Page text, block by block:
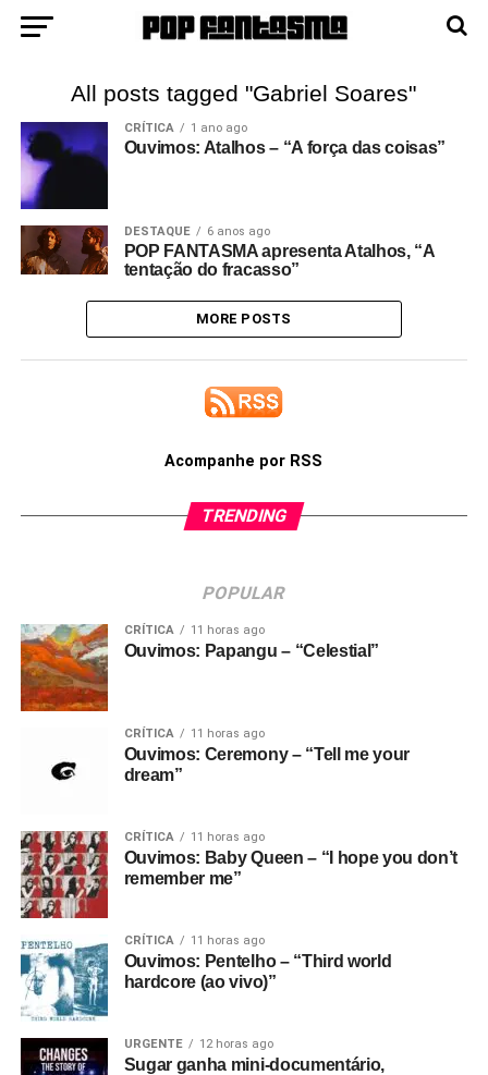
All posts tagged "Gabriel Soares"
CRÍTICA 1 ano ago
Ouvimos: Atalhos – “A força das coisas”
DESTAQUE 6 anos ago
POP FANTASMA apresenta Atalhos, “A
tentação do fracasso”
MORE POSTS
Acompanhe por RSS
TRENDING
POPULAR
CRÍTICA 11 horas ago
Ouvimos: Papangu – “Celestial”
CRÍTICA 11 horas ago
Ouvimos: Ceremony – “Tell me your
dream”
CRÍTICA 11 horas ago
Ouvimos: Baby Queen – “I hope you don’t
remember me”
CRÍTICA 11 horas ago
Ouvimos: Pentelho – “Third world
hardcore (ao vivo)”
URGENTE 12 horas ago
Sugar ganha mini-documentário,